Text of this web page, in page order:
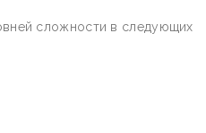
сложности в следующих